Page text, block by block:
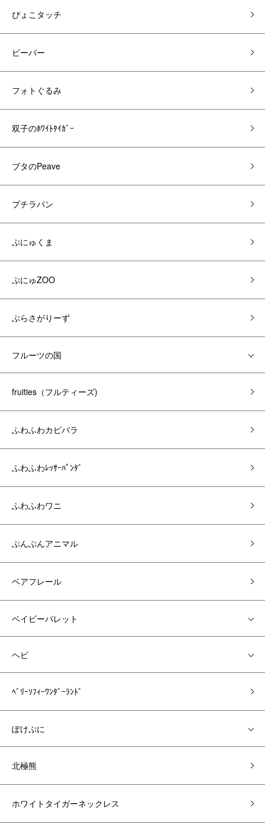
ぴょこタッチ
ビーバー
フォトぐるみ
双子のﾎﾜｲﾄﾀｲｶﾞｰ
ブタのPeave
プチラパン
ぷにゅくま
ぷにゅZOO
ぶらさがりーず
フルーツの国
fruities（フルティーズ)
ふわふわカピバラ
ふわふわﾚｯｻｰﾊﾟﾝﾀﾞ
ふわふわワニ
ぶんぶんアニマル
ベアフレール
ベイビーパレット
ヘビ
ﾍﾞﾘｰｿﾌｨｰﾜﾝﾀﾞｰﾗﾝﾄﾞ
ぽけぷに
北極熊
ホワイトタイガーネックレス